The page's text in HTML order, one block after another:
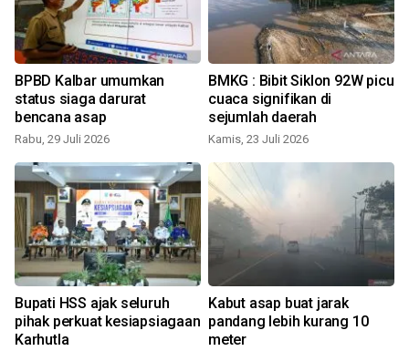
BPBD Kalbar umumkan
status siaga darurat
bencana asap
Rabu, 29 Juli 2026
BMKG : Bibit Siklon 92W picu
cuaca signifikan di
sejumlah daerah
Kamis, 23 Juli 2026
Bupati HSS ajak seluruh
pihak perkuat kesiapsiagaan
Karhutla
Kabut asap buat jarak
pandang lebih kurang 10
meter